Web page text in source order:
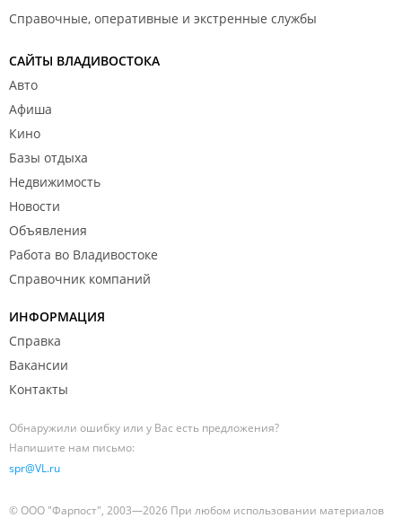
Справочные, оперативные и экстренные службы
САЙТЫ ВЛАДИВОСТОКА
Авто
Афиша
Кино
Базы отдыха
Недвижимость
Новости
Объявления
Работа во Владивостоке
Справочник компаний
ИНФОРМАЦИЯ
Справка
Вакансии
Контакты
Обнаружили ошибку или у Вас есть предложения?
Напишите нам письмо:
spr@VL.ru
© ООО "Фарпост", 2003—2026 При любом использовании материалов